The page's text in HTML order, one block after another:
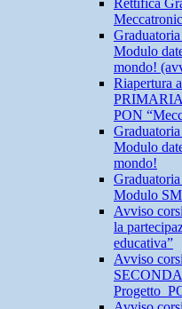
Rettifica
Modulo
mondo!
Riapertura
PRIMARIA
PON
Modulo
mondo!
Modulo
Avviso
la
educativa”
Avviso
Progetto